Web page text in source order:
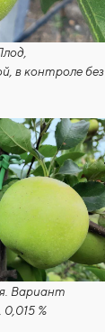
в контроле без
, 0,015 %